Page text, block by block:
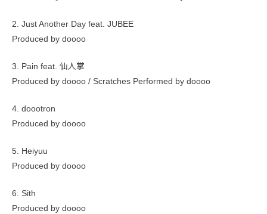
2. Just Another Day feat. JUBEE
Produced by doooo
3. Pain feat. 仙人掌
Produced by doooo / Scratches Performed by doooo
4. doootron
Produced by doooo
5. Heiyuu
Produced by doooo
6. Sith
Produced by doooo